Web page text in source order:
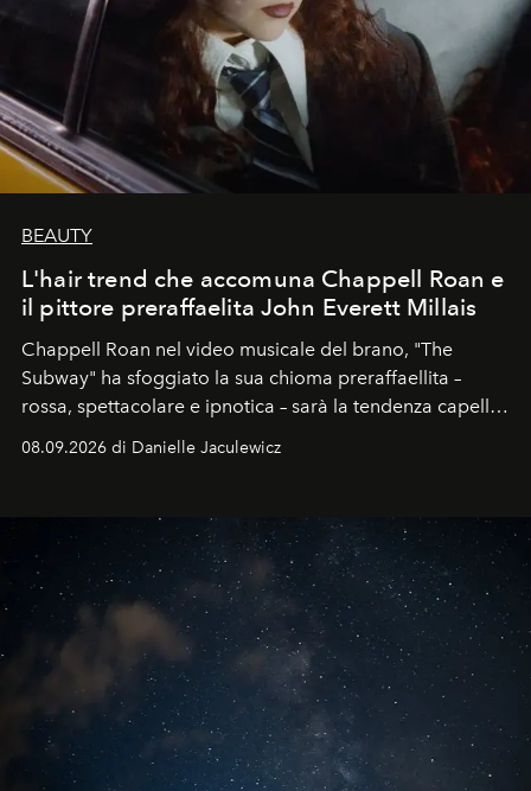
BEAUTY
L'hair trend che accomuna Chappell Roan e
il pittore preraffaelita John Everett Millais
Chappell Roan nel video musicale del brano, "The
Subway" ha sfoggiato la sua chioma preraffaellita –
rossa, spettacolare e ipnotica – sarà la tendenza capelli
dell'autunno?
08.09.2026 di Danielle Jaculewicz